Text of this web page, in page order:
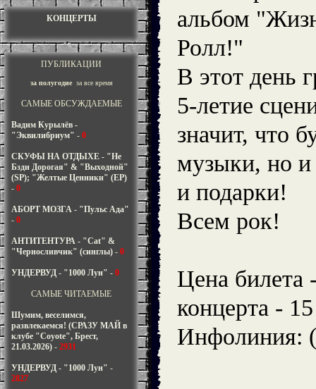
КОНЦЕРТЫ
ПУБЛИКАЦИИ
за полугодие за все время
САМЫЕ ОБСУЖДАЕМЫЕ
Вадим Курылёв -
"Эквилибриум" - 0
СКУФЫ НА ОТДЫХЕ - "Не
Бзди Дорогая" & "Выходной"
(SP); "Желтые Ценники" (EP)
- 0
АБОРТ МОЗГА - "Пульс Ада"
- 0
АНТИТЕНТУРА - "Cat" &
"Черносливчик" (синглы) - 0
УНДЕРВУД - "1000 Лун" - 0
САМЫЕ ЧИТАЕМЫЕ
Шумим, веселимся,
развлекаемся! (СРАЗУ МАЙ в
клубе "Coyote", Брест,
21.03.2026) - 2931
УНДЕРВУД - "1000 Лун" -
2827
альбом
Ролл!"
В этот день
5-летие
значит, что
музыки, но
и подарки!
Всем рок!
Цена билета
концерта -
Инфолиния: